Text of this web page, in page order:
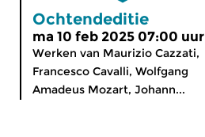
Ochtendeditie
ma 10 feb 2025 07:00 uur
Werken van Maurizio Cazzati,
Francesco Cavalli, Wolfgang
Amadeus Mozart, Johann...